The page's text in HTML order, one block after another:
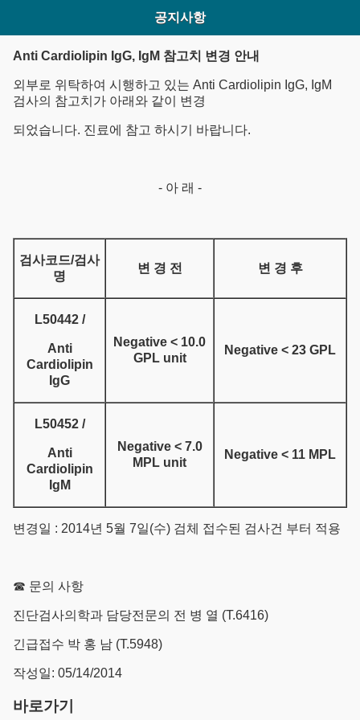
공지사항
Anti Cardiolipin IgG, IgM 참고치 변경 안내
외부로 위탁하여 시행하고 있는 Anti Cardiolipin IgG, IgM
검사의 참고치가 아래와 같이 변경
되었습니다. 진료에 참고 하시기 바랍니다.
- 아 래 -
검사코드/검사
명
변 경 전 변 경 후
L50442 /
Anti
Cardiolipin
IgG
Negative < 10.0
GPL unit
Negative < 23 GPL
L50452 /
Anti
Cardiolipin
IgM
Negative < 7.0
MPL unit
Negative < 11 MPL
변경일 : 2014년 5월 7일(수) 검체 접수된 검사건 부터 적용
☎ 문의 사항
진단검사의학과 담당전문의 전 병 열 (T.6416)
긴급접수 박 홍 남 (T.5948)
작성일: 05/14/2014
바로가기